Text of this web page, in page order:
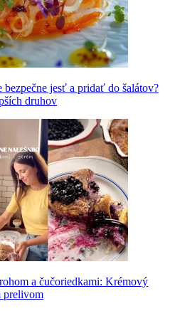
bezpečne jesť a pridať do šalátov?
druhov
a čučoriedkami: Krémový
prelivom